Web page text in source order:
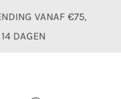
VANAF €75,
DAGEN